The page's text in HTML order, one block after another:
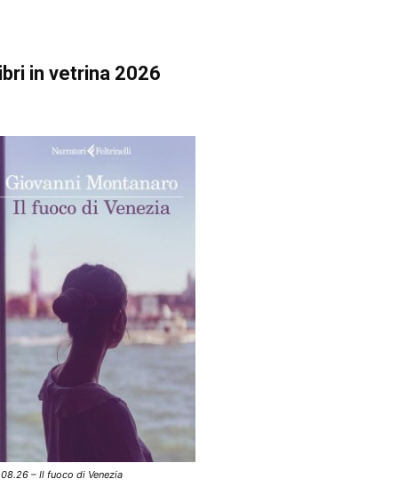
in vetrina 2026
– Il fuoco di Venezia